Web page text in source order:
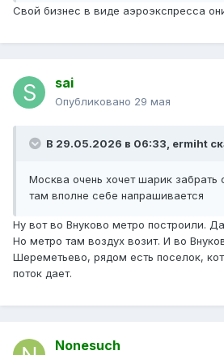
Свой бизнес в виде аэроэкспресса
sai
Опубликовано 29 мая
В 29.05.2026 в 06:33, ermiht
Москва очень хочет шарик забрать
там вполне себе напрашивается
Ну вот во Внуково метро построили.
Но метро там воздух возит. И во
Шереметьево, рядом есть поселок,
поток дает.
Nonesuch